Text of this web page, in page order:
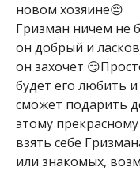
новом хозяине😔
Гризман ничем не
он добрый и
он захочет
будет его любить
сможет подарить
этому
взять себе
или знакомых,